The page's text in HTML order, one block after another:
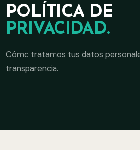
POLÍTICA DE
PRIVACIDAD.
Cómo tratamos tus datos
transparencia.